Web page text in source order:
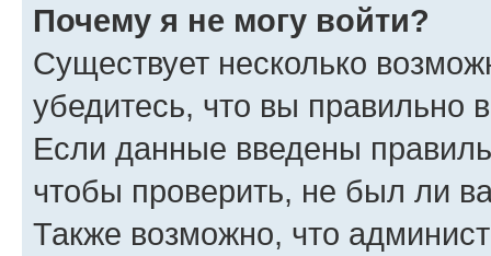
Почему я не могу войти?
Существует несколько
убедитесь, что вы правильно
Если данные введены
чтобы проверить, не был ли
Также возможно, что